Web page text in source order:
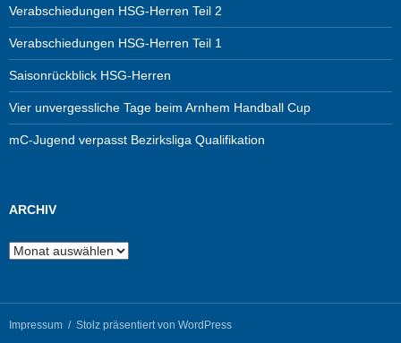
Verabschiedungen HSG-Herren Teil 2
Verabschiedungen HSG-Herren Teil 1
Saisonrückblick HSG-Herren
Vier unvergessliche Tage beim Arnhem Handball Cup
mC-Jugend verpasst Bezirksliga Qualifikation
ARCHIV
Archiv
Impressum Stolz präsentiert von WordPress